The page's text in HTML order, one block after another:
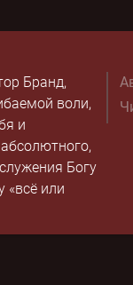
Бранд,
воли,
и
Богу
«всё или